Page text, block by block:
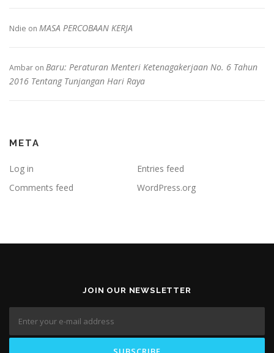
Ndie on MASA PERCOBAAN KERJA
Ambar on Baru: Peraturan Menteri Ketenagakerjaan No. 6 Tahun
2016 Tentang Tunjangan Hari Raya
META
Log in
Entries feed
Comments feed
WordPress.org
JOIN OUR NEWSLETTER